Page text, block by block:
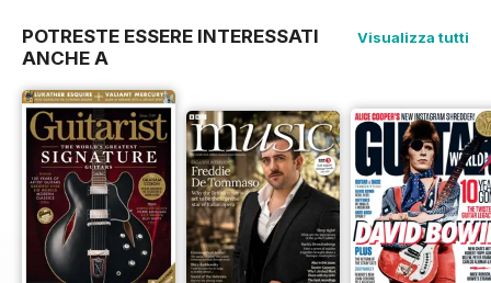
POTRESTE ESSERE INTERESSATI
ANCHE A
Visualizza tutti